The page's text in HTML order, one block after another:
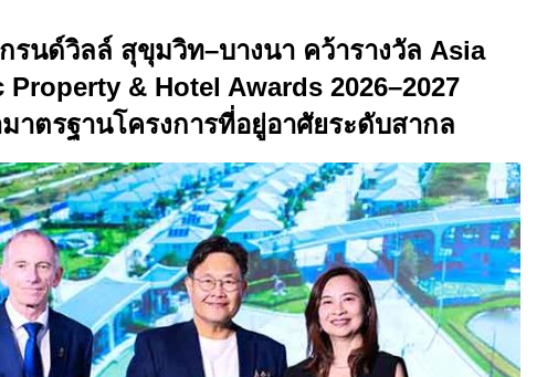
รนด์วิลล์ สุขุมวิท–บางนา คว้ารางวัล Asia
Property & Hotel Awards 2026–2027
าตรฐานโครงการที่อยู่อาศัยระดับสากล